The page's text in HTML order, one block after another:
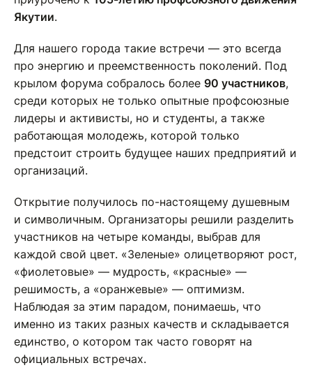
Якутии.
Для нашего города такие встречи — это всегда
про энергию и преемственность поколений. Под
крылом форума собралось более 90 участников,
среди которых не только опытные профсоюзные
лидеры и активисты, но и студенты, а также
работающая молодежь, которой только
предстоит строить будущее наших предприятий и
организаций.
Открытие получилось по-настоящему душевным
и символичным. Организаторы решили разделить
участников на четыре команды, выбрав для
каждой свой цвет. «Зеленые» олицетворяют рост,
«фиолетовые» — мудрость, «красные» —
решимость, а «оранжевые» — оптимизм.
Наблюдая за этим парадом, понимаешь, что
именно из таких разных качеств и складывается
единство, о котором так часто говорят на
официальных встречах.